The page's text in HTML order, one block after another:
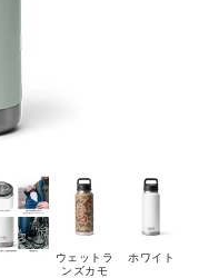
ウェットラ
ンズカモ
ホワイト